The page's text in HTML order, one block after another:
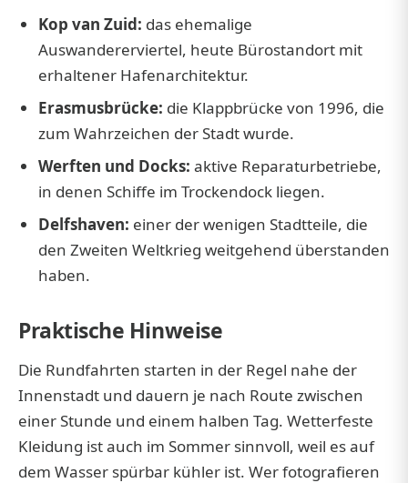
Kop van Zuid: das ehemalige
Auswandererviertel, heute Bürostandort mit
erhaltener Hafenarchitektur.
Erasmusbrücke: die Klappbrücke von 1996, die
zum Wahrzeichen der Stadt wurde.
Werften und Docks: aktive Reparaturbetriebe,
in denen Schiffe im Trockendock liegen.
Delfshaven: einer der wenigen Stadtteile, die
den Zweiten Weltkrieg weitgehend überstanden
haben.
Praktische Hinweise
Die Rundfahrten starten in der Regel nahe der
Innenstadt und dauern je nach Route zwischen
einer Stunde und einem halben Tag. Wetterfeste
Kleidung ist auch im Sommer sinnvoll, weil es auf
dem Wasser spürbar kühler ist. Wer fotografieren